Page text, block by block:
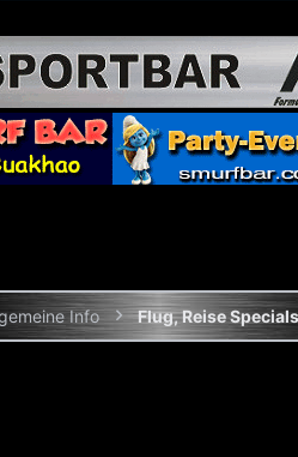
Info Flug, Reise Specials